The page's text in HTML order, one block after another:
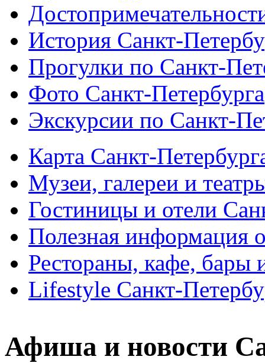
История Санкт-
Прогулки по Санкт-
Фото Санкт-Петербурга
Экскурсии по Санкт-
Карта Санкт-
Музеи, галереи и
Гостиницы и отели
Полезная информация
Рестораны, кафе, бары
Lifestyle Санкт-
Афиша и новости